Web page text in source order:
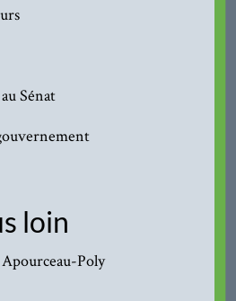
Sénat
loin
Poly